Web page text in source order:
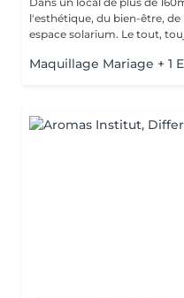
l'esthétique, du bien-être,
espace solarium. Le tout,
Maquillage Mariage + 1